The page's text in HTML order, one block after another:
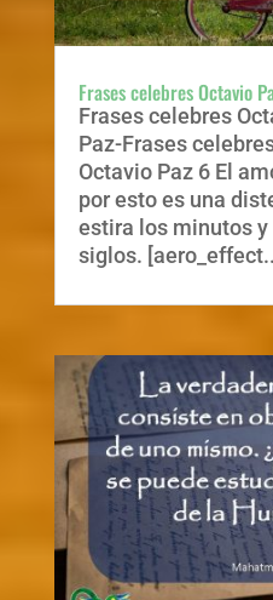
Frases celebres Octavio
Frases celebres
Paz-Frases
Octavio Paz 6 El
por esto es una
estira los minutos
siglos.